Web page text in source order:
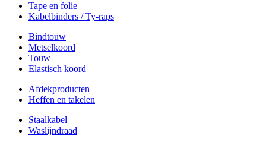
Tape en folie
Kabelbinders / Ty-raps
Bindtouw
Metselkoord
Touw
Elastisch koord
Afdekproducten
Heffen en takelen
Staalkabel
Waslijndraad